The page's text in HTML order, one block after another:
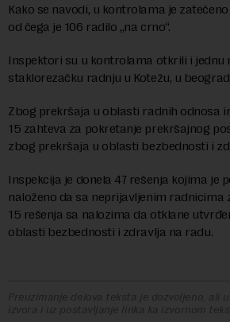
Kako se navodi, u kontrolama je
od čega je 106 radilo „na crno“.
Inspektori su u kontrolama otkrili i jednu
staklorezačku radnju u Kotežu, u
Zbog prekršaja u oblasti radnih odnosa
15 zahteva za pokretanje prekršajnog
zbog prekršaja u oblasti bezbednosti i
Inspekcija je donela 47 rešenja kojima je
naloženo da sa neprijavljenim radnicima
15 rešenja sa nalozima da otklane
oblasti bezbednosti i zdravlja na radu.
Preuzimanje delova teksta je dozvoljeno, ali
izvora i uz postavljanje linka ka izvornom